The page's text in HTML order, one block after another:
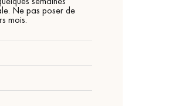
Ne pas poser de
mois.